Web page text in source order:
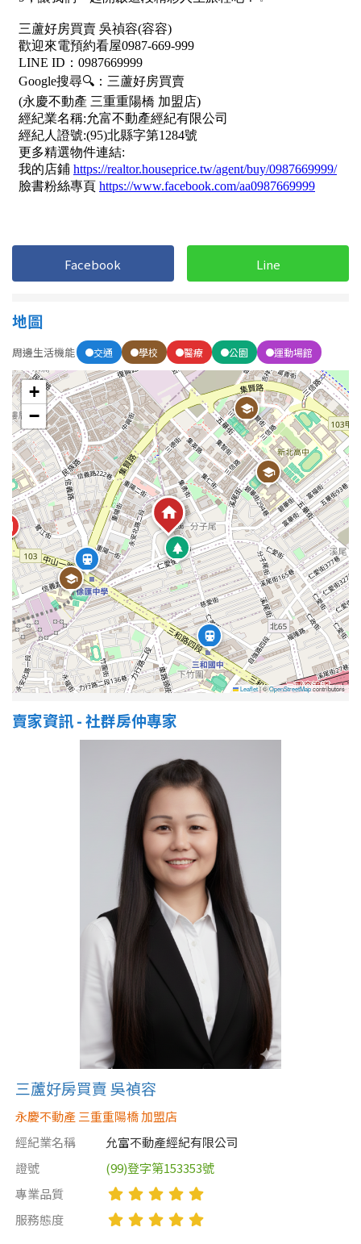
屋齡
不拘
5-10 年 10-20 年
20-30 年 30-40 年
Facebook Line
地圖
周邊生活機能 交通 學校 醫療 公園 運動場館
+
−
Leaflet|©OpenStreetMapcontributors
賣家資訊 - 社群房仲專家
三蘆好房買賣 吳禎容
永慶不動產 三重重陽橋 加盟店
經紀業名稱
允富不動產經紀有限公司
證號
(99)登字第153353號
專業品質
服務態度